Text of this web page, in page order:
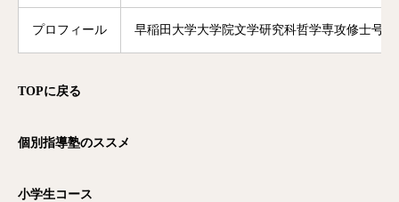
プロフィール 早稲田大学大学院文学研究科哲学専攻修士号
TOPに戻る
個別指導塾のススメ
小学生コース